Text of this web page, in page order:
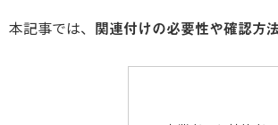
本記事では、 関連付けの必要性や確認方